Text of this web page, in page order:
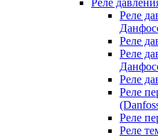
Реле
Реле
Реле
Реле
Реле
Реле
Реле
Реле